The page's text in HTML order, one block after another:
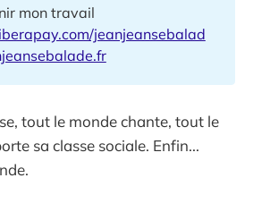
mon travail
jeanjeansebalad
tout le monde chante, tout le
sa classe sociale. Enfin...